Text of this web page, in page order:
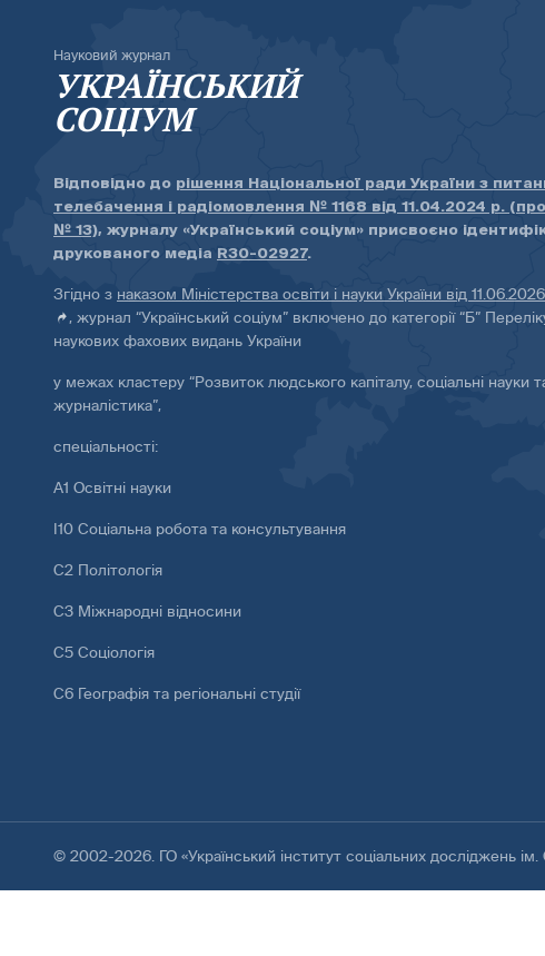
Науковий журнал
УКРАЇНСЬКИЙ
СОЦІУМ
Відповідно до рішення Національної ради України з
телебачення і радіомовлення № 1168 від 11.04.2024 р.
№ 13), журналу «Український соціум» присвоєно
друкованого медіа R30-02927.
Згідно з наказом Міністерства освіти і науки України від
, журнал “Український соціум” включено до категорії “Б”
наукових фахових видань України
у межах кластеру “Розвиток людського капіталу, соціальні науки
журналістика”,
спеціальності:
А1 Освітні науки
І10 Соціальна робота та консультування
С2 Політологія
С3 Міжнародні відносини
С5 Соціологія
С6 Географія та регіональні студії
© 2002-2026. ГО «Український інститут соціальних досліджень